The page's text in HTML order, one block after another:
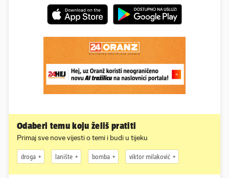
Odaberi temu koju želiš pratiti
Primaj sve nove vijesti o temi i budi u tijeku
droga lanište bomba viktor milaković